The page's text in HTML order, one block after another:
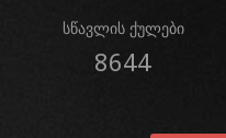
სწავლის ქულები
8644